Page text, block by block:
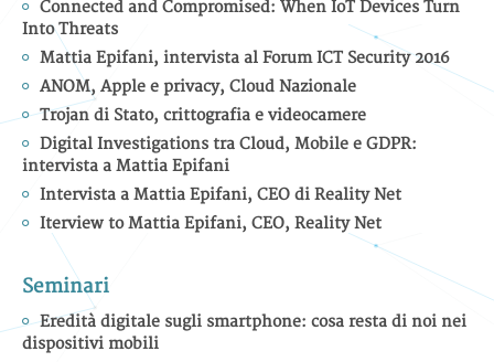
Connected and Compromised: When IoT Devices Turn
Into Threats
Mattia Epifani, intervista al Forum ICT Security 2016
ANOM, Apple e privacy, Cloud Nazionale
Trojan di Stato, crittografia e videocamere
Digital Investigations tra Cloud, Mobile e GDPR:
intervista a Mattia Epifani
Intervista a Mattia Epifani, CEO di Reality Net
Iterview to Mattia Epifani, CEO, Reality Net
Seminari
Eredità digitale sugli smartphone: cosa resta di noi nei
dispositivi mobili